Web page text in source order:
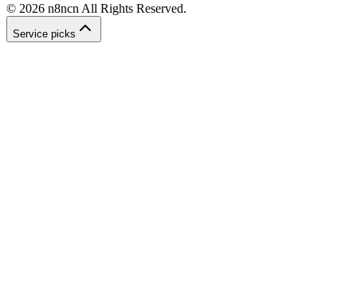
© 2026 n8ncn All Rights Reserved.
Service picks